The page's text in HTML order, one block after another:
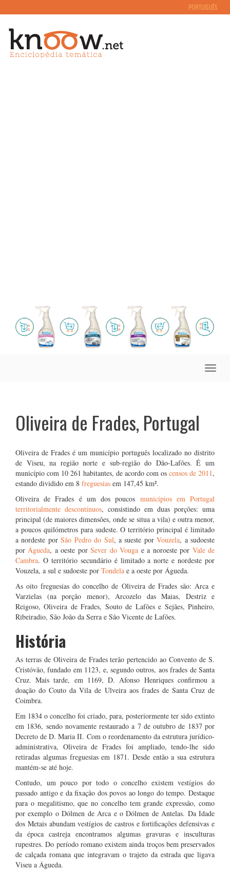
PORTUGUÊS
Toggle
Oliveira de Frades, Portugal
Oliveira de Frades é um município português localizado no distrito
de Viseu, na região norte e sub-região do Dão-Lafões. É um
município com 10 261 habitantes, de acordo com os censos de 2011,
estando dividido em 8 freguesias em 147,45 km².
Oliveira de Frades é um dos poucos municípios em Portugal
territorialmente descontínuos, consistindo em duas porções: uma
principal (de maiores dimensões, onde se situa a vila) e outra menor,
a poucos quilómetros para sudeste. O território principal é limitado
a nordeste porSão Pedro do Sul, a sueste porVouzela, a sudoeste
porÁgueda, a oeste porSever do Vouga e a noroeste por Vale de
Cambra. O território secundário é limitado a norte e nordeste por
Vouzela, a sul e sudoeste por Tondela e a oeste por Águeda.
As oito freguesias do concelho de Oliveira de Frades são: Arca e
Varzielas (na porção menor), Arcozelo das Maias, Destriz e
Reigoso, Oliveira de Frades, Souto de Lafões e Sejães, Pinheiro,
Ribeiradio, São João da Serra e São Vicente de Lafões.
História
As terras de Oliveira de Frades terão pertencido ao Convento de S.
Cristóvão, fundado em 1123, e, segundo outros, aos frades de Santa
Cruz. Mais tarde, em 1169, D. Afonso Henriques confirmou a
doação do Couto da Vila de Ulveira aos frades de Santa Cruz de
Coimbra.
Em 1834 o concelho foi criado, para, posteriormente ter sido extinto
em 1836, sendo novamente restaurado a 7 de outubro de 1837 por
Decreto de D. Maria II. Com o reordenamento da estrutura jurídico-
administrativa, Oliveira de Frades foi ampliado, tendo-lhe sido
retiradas algumas freguesias em 1871. Desde então a sua estrutura
mantém-se até hoje.
Contudo, um pouco por todo o concelho existem vestígios do
passado antigo e da fixação dos povos ao longo do tempo. Destaque
para o megalitismo, que no concelho tem grande expressão, como
por exemplo o Dólmen de Arca e o Dólmen de Antelas. Da Idade
dos Metais abundam vestígios de castros e fortificações defensivas e
da época castreja encontramos algumas gravuras e insculturas
rupestres. Do período romano existem ainda troços bem preservados
de calçada romana que integravam o trajeto da estrada que ligava
Viseu a Águeda.